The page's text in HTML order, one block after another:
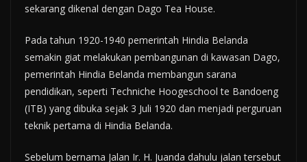
sekarang dikenal dengan Dago Tea House.
Pada tahun 1920-1940 pemerintah Hindia Belanda
semakin giat melakukan pembangunan di kawasan Dago,
pemerintah Hindia Belanda membangun sarana
pendidikan, seperti Techniche Hoogeschool te Bandoeng
(ITB) yang dibuka sejak 3 Juli 1920 dan menjadi perguruan
teknik pertama di Hindia Belanda.
Sebelum bernama Jalan Ir. H. Juanda dahulu jalan tersebut